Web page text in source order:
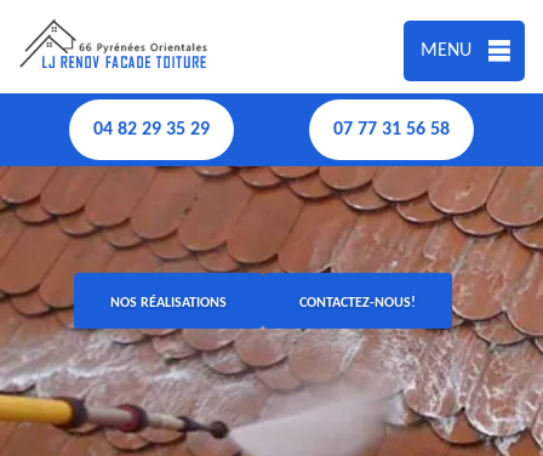
MENU
04 82 29 35 29 07 77 31 56 58
NOS RÉALISATIONS CONTACTEZ-NOUS!